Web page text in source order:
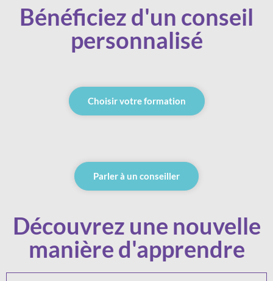
Bénéficiez d'un conseil
personnalisé
Choisir votre formation
Parler à un conseiller
Découvrez une nouvelle
manière d'apprendre